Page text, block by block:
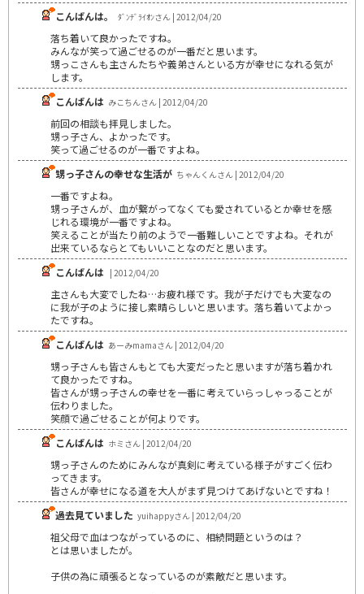
こんばんは。
ﾀﾞﾝﾃﾞﾗｲｵﾝさん | 2012/04/20
落ち着いて良かったですね。
みんなが笑って過ごせるのが一番だと思います。
甥っこさんも主さんたちや義弟さんといる方が幸せになれる気が
します。
こんばんは みこちんさん | 2012/04/20
前回の相談も拝見しました。
甥っ子さん、よかったです。
笑って過ごせるのが一番ですよね。
甥っ子さんの幸せな生活が ちゃんくんさん | 2012/04/20
一番ですよね。
甥っ子さんが、血が繋がってなくても愛されているとか幸せを感
じれる環境が一番ですよね。
笑えることが当たり前のようで一番難しいことですよね。それが
出来ているならとてもいいことなのだと思います。
こんばんは | 2012/04/20
主さんも大変でしたね…お疲れ様です。我が子だけでも大変なの
に我が子のように接し素晴らしいと思います。落ち着いてよかっ
たですね。
こんばんは あーみmamaさん | 2012/04/20
甥っ子さんも皆さんもとても大変だったと思いますが落ち着かれ
て良かったですね。
皆さんが甥っ子さんの幸せを一番に考えていらっしゃっることが
伝わりました。
笑顔で過ごせることが何よりです。
こんばんは ホミさん | 2012/04/20
甥っ子さんのためにみんなが真剣に考えている様子がすごく伝わ
ってきます。
皆さんが幸せになる道を大人がまず見つけてあげないとですね！
過去見ていました yuihappyさん | 2012/04/20
祖父母で血はつながっているのに、相続問題というのは？
とは思いましたが。
子供の為に頑張るとなっているのが素敵だと思います。